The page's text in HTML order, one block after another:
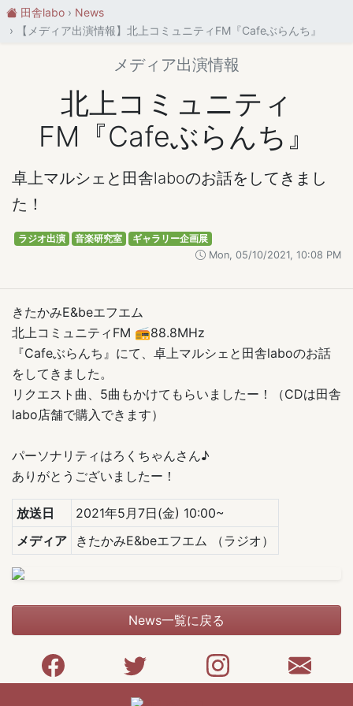
田舎labo
News
【メディア出演情報】北上コミュニティFM『Cafeぶらんち』
メディア出演情報
北上コミュニティ
FM『Cafeぶらんち』
卓上マルシェと田舎laboのお話をしてきまし
た！
ラジオ出演 音楽研究室
ギャラリー企画展
Mon, 05/10/2021, 10:08 PM
きたかみE&beエフエム
北上コミュニティFM 📻88.8MHz
『Cafeぶらんち』にて、卓上マルシェと田舎laboのお話
をしてきました。
リクエスト曲、5曲もかけてもらいましたー！（CDは田舎
labo店舗で購入できます）
パーソナリティはろくちゃんさん♪
ありがとうございましたー！
放送日
2021年5月7日(金) 10:00~
メディア
きたかみE&beエフエム （ラジオ）
News一覧に戻る